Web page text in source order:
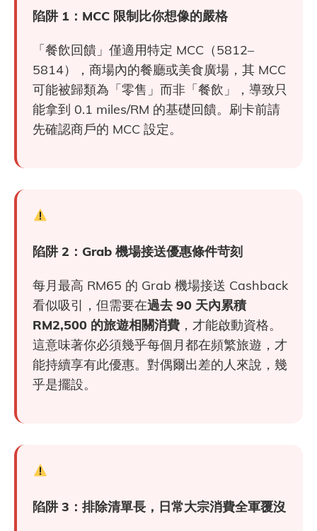
陷阱 1：MCC 限制比你想像的嚴格
「餐飲回饋」僅適用特定 MCC（5812–
5814），商場內的餐廳或美食廣場，其 MCC
可能被歸類為「零售」而非「餐飲」，導致只
能拿到 0.1 miles/RM 的基礎回饋。刷卡前請
先確認商戶的 MCC 設定。
陷阱 2：Grab 機場接送優惠條件苛刻
每月最高 RM65 的 Grab 機場接送 Cashback
看似吸引，但需要在過去 90 天內累積
RM2,500 的旅遊相關消費 ，才能啟動資格。
這意味著你必須幾乎每個月都在頻繁旅遊，才
能持續享有此優惠。對偶爾出差的人來說，幾
乎是擺設。
陷阱 3：排除清單長，日常大宗消費全軍覆沒